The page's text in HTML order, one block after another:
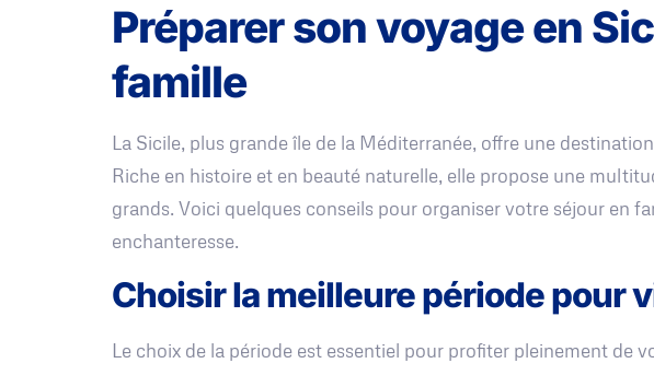
Préparer son voyage en
famille
La Sicile, plus grande île de la Méditerranée, offre une
Riche en histoire et en beauté naturelle, elle propose une
grands. Voici quelques conseils pour organiser votre séjour en
enchanteresse.
Choisir la meilleure période pour
Le choix de la période est essentiel pour profiter pleinement de